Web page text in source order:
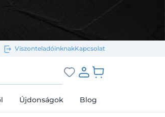
ViszonteladóinknakKapcsolat
mail-címmel
Újdonságok Blog